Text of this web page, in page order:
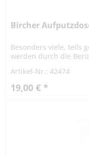
Bircher
Besonders viele, teils
werden durch die
berührungslos...
Artikel-Nr.: 42474
19,00 € *